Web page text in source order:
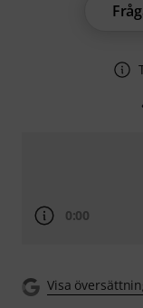
0:00
Visa